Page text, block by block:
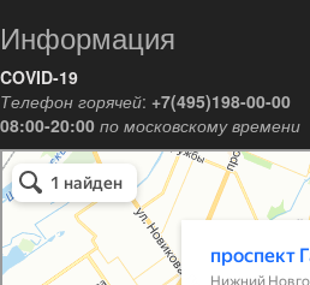
Информация
COVID-19
Телефон горячей: +7(495)198-00-00
08:00-20:00 по московскому времени